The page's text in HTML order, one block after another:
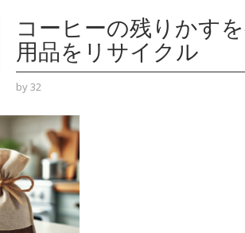
コーヒーの残りかす
用品をリサイクル
by32